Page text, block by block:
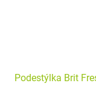
Podestýlka Brit